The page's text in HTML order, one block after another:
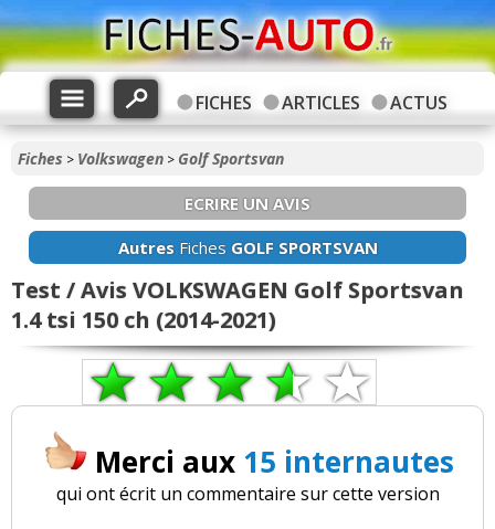
FICHES ARTICLES ACTUS
Fiches > Volkswagen > Golf Sportsvan
ECRIRE UN AVIS
AutresFiches GOLF SPORTSVAN
Test / Avis VOLKSWAGEN Golf Sportsvan
1.4 tsi 150 ch (2014-2021)
Merci aux 15 internautes
qui ont écrit un commentaire sur cette version